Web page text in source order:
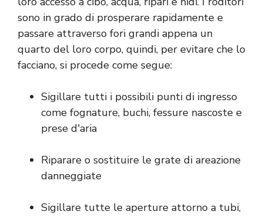
sono in grado di prosperare rapidamente e
passare attraverso fori grandi appena un
quarto del loro corpo, quindi, per evitare che lo
facciano, si procede come segue:
Sigillare tutti i possibili punti di ingresso
come fognature, buchi, fessure nascoste e
prese d'aria
Riparare o sostituire le grate di areazione
danneggiate
Sigillare tutte le aperture attorno a tubi,